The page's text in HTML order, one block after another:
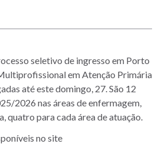
seletivo de ingresso em Porto
em Atenção Primária
até este domingo, 27. São 12
2026 nas áreas de enfermagem,
quatro para cada área de atuação.
no site